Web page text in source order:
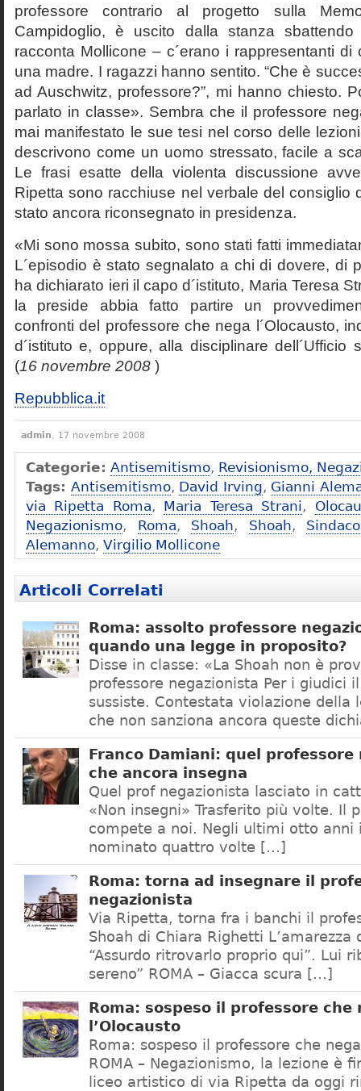
professore contrario al progetto sulla
Campidoglio, è uscito dalla stanza
racconta Mollicone – c´erano i rappresentanti
una madre. I ragazzi hanno sentito. “Che è
ad Auschwitz, professore?”, mi hanno chiesto.
parlato in classe». Sembra che il professore
mai manifestato le sue tesi nel corso delle
descrivono come un uomo stressato, facile a
Le frasi esatte della violenta discussione
Ripetta sono racchiuse nel verbale del consiglio
stato ancora riconsegnato in presidenza.
«Mi sono mossa subito, sono stati fatti
L´episodio è stato segnalato a chi di dovere, di
ha dichiarato ieri il capo d´istituto, Maria Teresa
la preside abbia fatto partire un
confronti del professore che nega l´Olocausto,
d´istituto e, oppure, alla disciplinare dell´Ufficio
(16 novembre 2008 )
Repubblica.it
admin, 17 novembre 2008
Categorie: Antisemitismo, Revisionismo,
Tags: Antisemitismo, David Irving, Gianni
via Ripetta Roma, Maria Teresa Strani,
Negazionismo, Roma, Shoah, Shoah,
Alemanno, Virgilio Mollicone
Articoli Correlati
Roma: assolto professore
quando una legge in proposito?
Disse in classe: «La Shoah non è
professore negazionista Per i giudici
sussiste. Contestata violazione della
che non sanziona ancora queste
Franco Damiani: quel professore
che ancora insegna
Quel prof negazionista lasciato in
«Non insegni» Trasferito più volte. Il
compete a noi. Negli ultimi otto anni
nominato quattro volte […]
Roma: torna ad insegnare il
negazionista
Via Ripetta, torna fra i banchi il
Shoah di Chiara Righetti L’amarezza
“Assurdo ritrovarlo proprio qui”. Lui
sereno” ROMA – Giacca scura […]
Roma: sospeso il professore che
l’Olocausto
Roma: sospeso il professore che
ROMA – Negazionismo, la lezione è
liceo artistico di via Ripetta da oggi